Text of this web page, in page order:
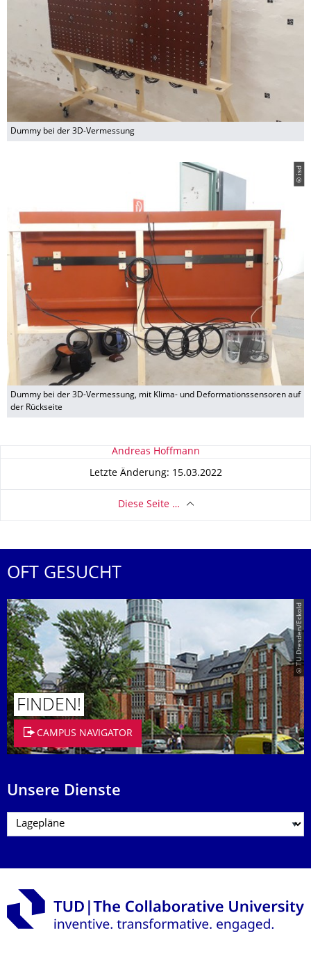
Dummy bei der 3D-Vermessung
© isd
Dummy bei der 3D-Vermessung, mit Klima- und Deformationssensoren auf
der Rückseite
Zu dieser Seite Andreas Hoffmann
Letzte Änderung: 15.03.2022
Diese Seite …
OFT GESUCHT
© TU Dresden/Eckold
FINDEN!
CAMPUS NAVIGATOR
Unsere Dienste